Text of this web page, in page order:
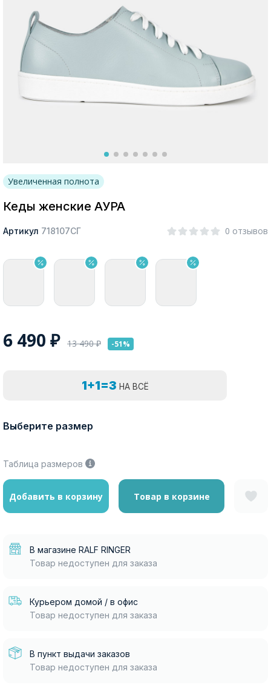
Покупателям
Увеличенная полнота
Кеды женские АУРА
Артикул 718107СГ 0 отзывов
6 490 ₽ 13 490₽ -51%
1+1=3 НА ВСЁ
Выберите размер
Таблица размеров
Добавить в корзину Товар в корзине
В магазине RALF RINGER
Товар недоступен для заказа
Курьером домой / в офис
Товар недоступен для заказа
В пункт выдачи заказов
Товар недоступен для заказа